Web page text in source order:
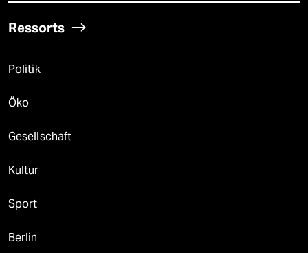
Ressorts
Politik
Öko
Gesellschaft
Kultur
Sport
Berlin